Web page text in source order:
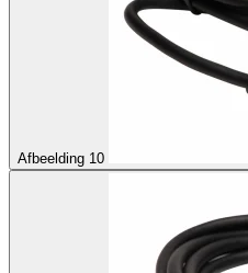
Afbeelding 10